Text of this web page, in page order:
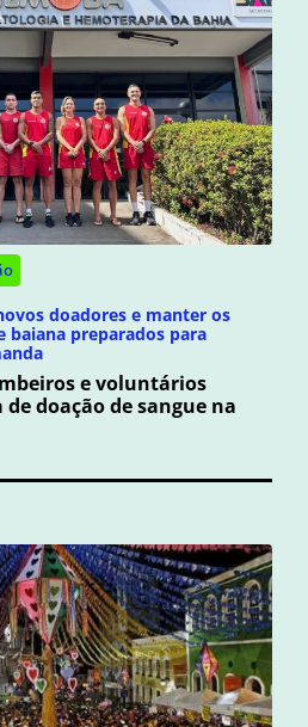
doadores e manter os
baiana preparados para
e voluntários
doação de sangue na